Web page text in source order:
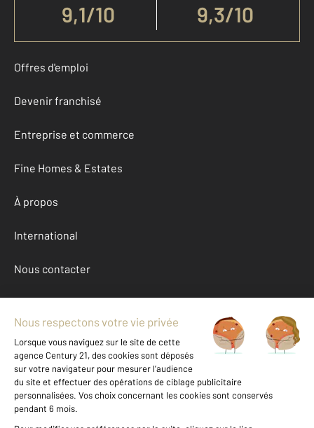
9,1/10 9,3/10
Offres d'emploi
Devenir franchisé
Entreprise et commerce
Fine Homes & Estates
À propos
International
Nous contacter
Mentions légales & CGU et Barèmes d'honoraires
Données personnelles
Gestionnaire des cookies